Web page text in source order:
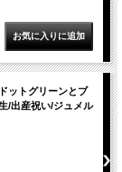
ットグリーンとブ
/出産祝い/ジュメル